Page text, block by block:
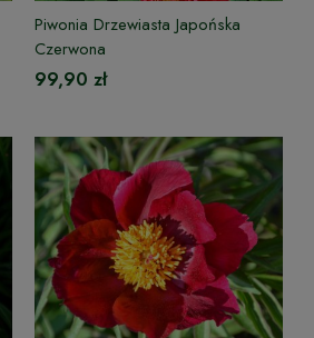
Piwonia Drzewiasta Japońska
Czerwona
99,90 zł